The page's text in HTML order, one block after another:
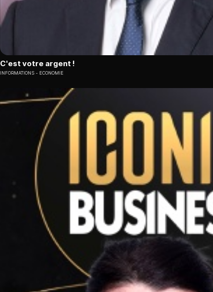
C'est votre argent !
INFORMATIONS ECONOMIE